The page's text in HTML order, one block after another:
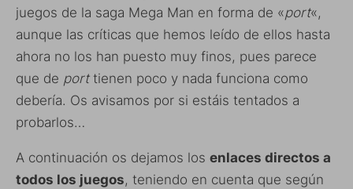
juegos de la saga Mega Man en forma de «port«,
aunque las críticas que hemos leído de ellos hasta
ahora no los han puesto muy finos, pues parece
que de porttienen poco y nada funciona como
debería. Os avisamos por si estáis tentados a
probarlos…
A continuación os dejamos los enlaces directos a
todos los juegos, teniendo en cuenta que según